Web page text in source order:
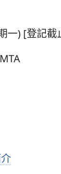
一) [登記